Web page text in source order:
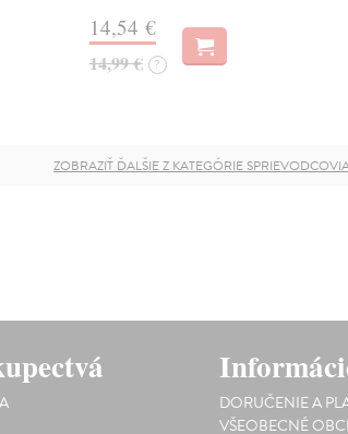
14,54 €
14,99 € ?
ZOBRAZIŤ ĎALŠIE Z KATEGÓRIE
DORUČENIE A
VŠEOBECNÉ